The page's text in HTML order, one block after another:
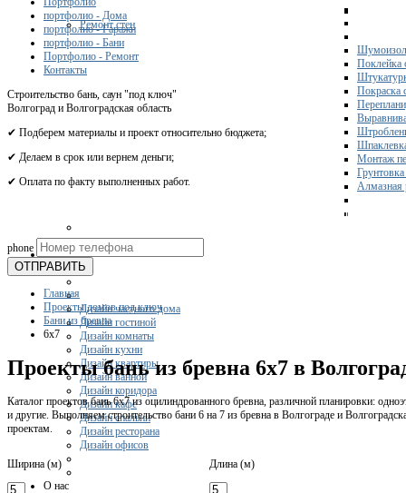
Ремонт стен
Поклейка
Покраска
Монтаж
Грунтовка
Алмазная
Дизайн
Дизайн частного дома
Дизайн гостиной
Дизайн комнаты
Дизайн кухни
Дизайн квартиры
Дизайн ванной
Дизайн коридора
Дизайн кафе
Дизайн спальни
Дизайн ресторана
Дизайн офисов
О нас
портфолио - Дома
портфолио - Гаражи
портфолио - Бани
Портфолио - Ремонт
Контакты
Строительство бань, саун "под ключ"
Волгоград и Волгоградская область
✔ Подберем материалы и проект относительно бюджета;
✔ Делаем в срок или вернем деньги;
✔ Оплата по факту выполненных работ.
phone
ОТПРАВИТЬ
Главная
Проекты домов под ключ
Бани из бревна
6x7
Проекты бань из бревна 6х7 в
Каталог проектов бань 6х7 из оцилиндрованного бревна, различной планировки:
и другие. Выполняем строительство бани 6 на 7 из бревна в Волгограде и
проектам.
Ширина (м) Длина (м)